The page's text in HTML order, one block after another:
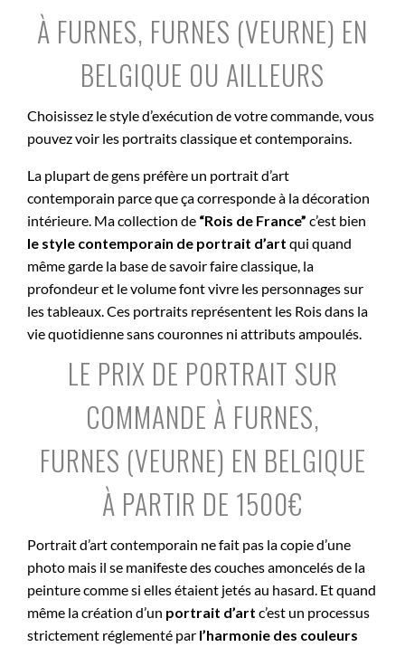
À FURNES, FURNES (VEURNE) EN
BELGIQUE OU AILLEURS
Choisissez le style d’exécution de votre commande, vous
pouvez voir les portraits classique et contemporains.
La plupart de gens préfère un portrait d’art
contemporain parce que ça corresponde à la décoration
intérieure. Ma collection de “Rois de France” c’est bien
le style contemporain de portrait d’art qui quand
même garde la base de savoir faire classique, la
profondeur et le volume font vivre les personnages sur
les tableaux. Ces portraits représentent les Rois dans la
vie quotidienne sans couronnes ni attributs ampoulés.
LE PRIX DE PORTRAIT SUR
COMMANDE À FURNES,
FURNES (VEURNE) EN BELGIQUE
À PARTIR DE 1500€
Portrait d’art contemporain ne fait pas la copie d’une
photo mais il se manifeste des couches amoncelés de la
peinture comme si elles étaient jetés au hasard. Et quand
même la création d’un portrait d’art c’est un processus
strictement réglementé par l’harmonie des couleurs